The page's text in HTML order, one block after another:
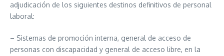
adjudicación de los siguientes destinos definitivos de personal
laboral:
– Sistemas de promoción interna, general de acceso de
personas con discapacidad y general de acceso libre, en la